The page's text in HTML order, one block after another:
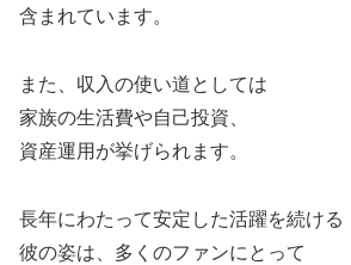
含まれています。
また、収入の使い道としては
家族の生活費や自己投資、
資産運用が挙げられます。
長年にわたって安定した活躍を続ける
彼の姿は、多くのファンにとって